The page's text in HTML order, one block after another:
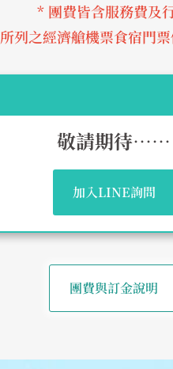
* 團費皆含服務費及
所列之經濟艙機票食宿門
敬請期待……
加入LINE詢問
團費與訂金說明